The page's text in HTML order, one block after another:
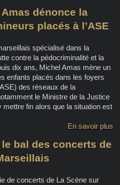
dénonce la
placés à l’ASE
spécialisé dans la
contre la pédocriminalité et la
dix ans, Michel Amas mène un
enfants placés dans les foyers
des réseaux de la
le Ministre de la Justice
fin alors que la situation est
En savoir plus
bal des concerts de
de concerts de La Scène sur